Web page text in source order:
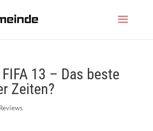
13 – Das beste
Zeiten?
Reviews